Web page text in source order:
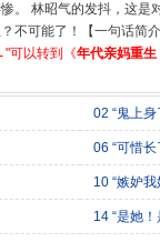
林昭气的发抖，这是
不可能了！【一句话简
可以转到《年代亲妈重生
02 “鬼上身
06 “可惜
10 “嫉妒
14 “是她！